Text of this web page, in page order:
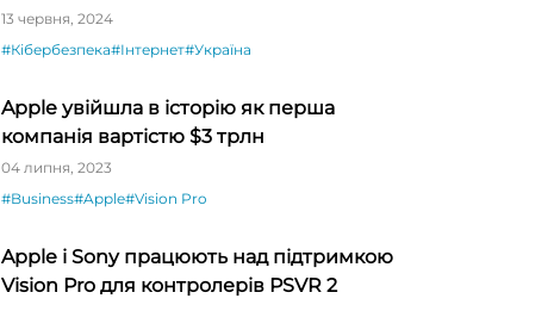
реально
13 червня, 2024
#Кібербезпека#Інтернет#Україна
Apple увійшла в історію як перша
компанія вартістю $3 трлн
04 липня, 2023
#Business#Apple#Vision Pro
Apple і Sony працюють над підтримкою
Vision Pro для контролерів PSVR 2